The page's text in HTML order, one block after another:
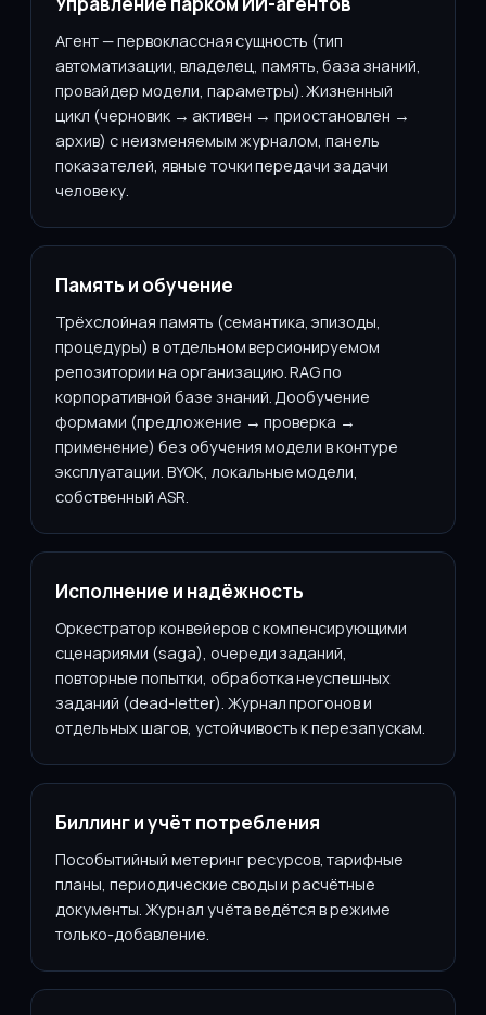
Агент — первоклассная сущность (тип
автоматизации, владелец, память, база знаний,
провайдер модели, параметры). Жизненный
цикл (черновик → активен → приостановлен →
архив) с неизменяемым журналом, панель
показателей, явные точки передачи задачи
человеку.
Память и обучение
Трёхслойная память (семантика, эпизоды,
процедуры) в отдельном версионируемом
репозитории на организацию. RAG по
корпоративной базе знаний. Дообучение
формами (предложение → проверка →
применение) без обучения модели в контуре
эксплуатации. BYOK, локальные модели,
собственный ASR.
Исполнение и надёжность
Оркестратор конвейеров с компенсирующими
сценариями (saga), очереди заданий,
повторные попытки, обработка неуспешных
заданий (dead-letter). Журнал прогонов и
отдельных шагов, устойчивость к перезапускам.
Биллинг и учёт потребления
Пособытийный метеринг ресурсов, тарифные
планы, периодические своды и расчётные
документы. Журнал учёта ведётся в режиме
только-добавление.